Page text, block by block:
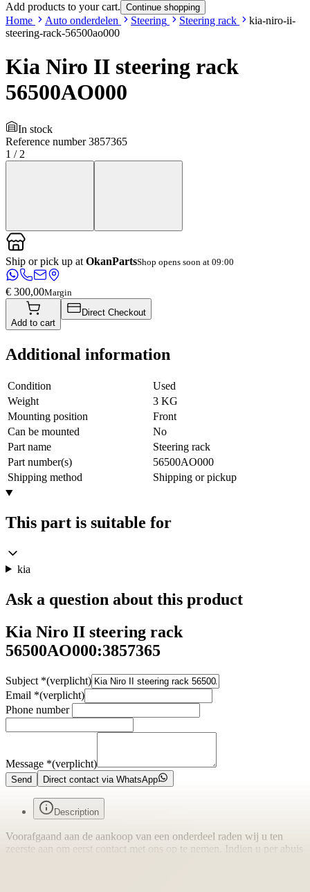
Add products to your cart. Continue shopping
Home Auto onderdelen Steering Steering rack
kia-niro-ii-
steering-rack-56500ao000
Kia Niro II steering rack
56500AO000
In stock
Reference number 3857365
1 / 2
Ship or pick up at OkanPartsShop opens soon at 09:00
€ 300,00Margin
Add to cart
Direct Checkout
Additional information
Condition
Used
Weight
3 KG
Mounting position
Front
Can be mounted
No
Part name
Steering rack
Part number(s)
56500AO000
Shipping method
Shipping or pickup
This part is suitable for
kia
Ask a question about this product
Kia Niro II steering rack
56500AO000:3857365
Subject *(verplicht)
Email *(verplicht)
Phone number
Message *(verplicht)
Send Direct contact via WhatsApp
Description
Voorafgaand aan de aankoop van een onderdeel raden wij u ten
zeerste aan om eerst contact met ons op te nemen. Indien u per abuis